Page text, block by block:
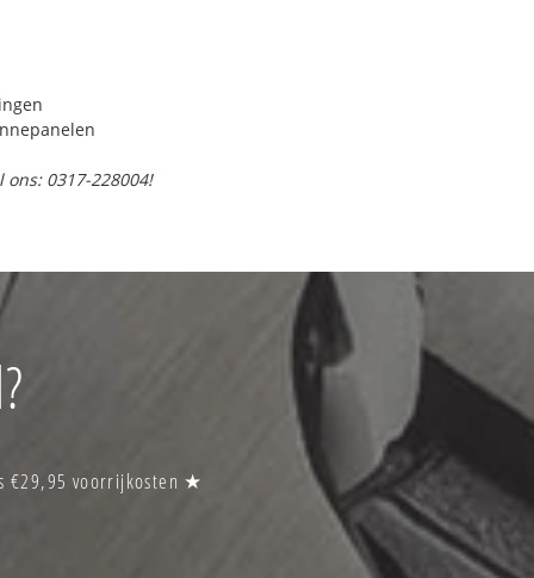
ons: 0317-228004!
€29,95 voorrijkosten ★